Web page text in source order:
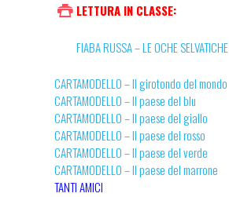
LETTURA IN CLASSE:
FIABA RUSSA – LE OCHE SELVATICHE
CARTAMODELLO – Il girotondo del mondo
CARTAMODELLO – Il paese del blu
CARTAMODELLO – Il paese del giallo
CARTAMODELLO – Il paese del rosso
CARTAMODELLO – Il paese del verde
CARTAMODELLO – Il paese del marrone
TANTI AMICI